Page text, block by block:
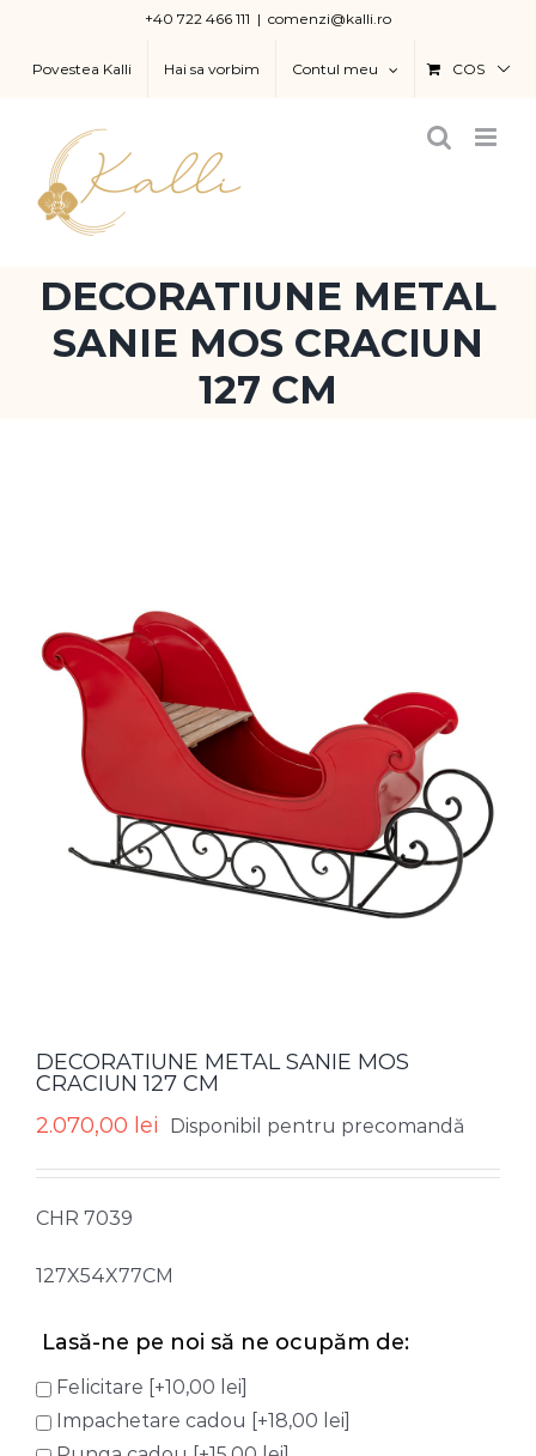
content
+40 722 466 111 | comenzi@kalli.ro
Povestea Kalli Hai sa vorbim Contul meu COS
DECORATIUNE METAL
SANIE MOS CRACIUN
127 CM
DECORATIUNE METAL SANIE MOS
CRACIUN 127 CM
2.070,00 lei Disponibil pentru precomandă
CHR 7039
127X54X77CM
Lasă-ne pe noi să ne ocupăm de:
Felicitare [+10,00 lei]
Impachetare cadou
[+18,00 lei]